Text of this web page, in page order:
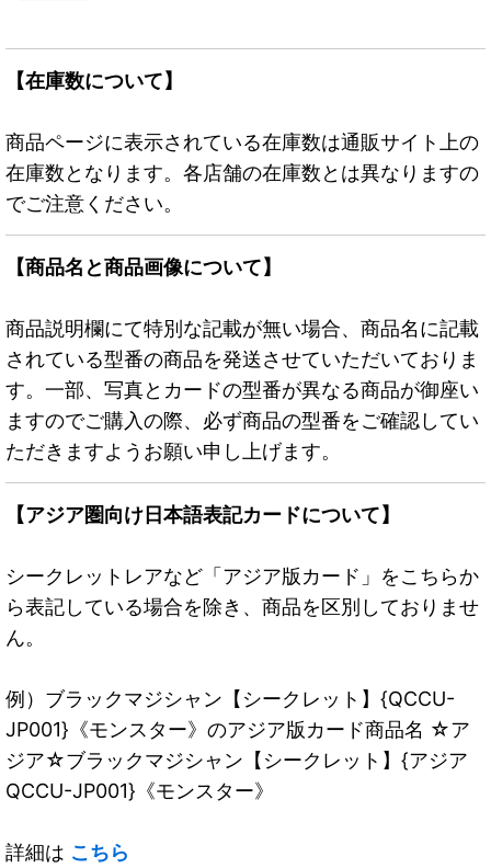
【在庫数について】
商品ページに表示されている在庫数は通販サイト上の
在庫数となります。各店舗の在庫数とは異なりますの
でご注意ください。
【商品名と商品画像について】
商品説明欄にて特別な記載が無い場合、商品名に記載
されている型番の商品を発送させていただいておりま
す。一部、写真とカードの型番が異なる商品が御座い
ますのでご購入の際、必ず商品の型番をご確認してい
ただきますようお願い申し上げます。
【アジア圏向け日本語表記カードについて】
シークレットレアなど「アジア版カード」をこちらか
ら表記している場合を除き、商品を区別しておりませ
ん。
例）ブラックマジシャン【シークレット】{QCCU-
JP001}《モンスター》のアジア版カード商品名 ☆ア
ジア☆ブラックマジシャン【シークレット】{アジア
QCCU-JP001}《モンスター》
詳細は こちら